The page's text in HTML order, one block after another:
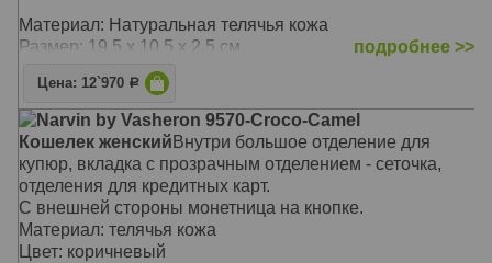
Материал: Натуральная телячья кожа
Размер: 19,5 х 10,5 х 2,5 см
подробнее >>
Цена: 12`970 Р
Narvin by Vasheron 9570-Croco-Camel
Кошелек женский Внутри большое отделение для
купюр, вкладка с прозрачным отделением - сеточка,
отделения для кредитных карт.
С внешней стороны монетница на кнопке.
Материал: телячья кожа
Цвет: коричневый